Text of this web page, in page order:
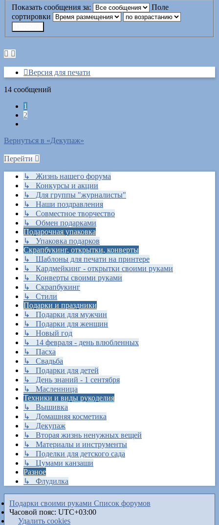
Показать сообщения за:
Поле
сортировки
Версия для печати
14 сообщений
1
2
Вернуться в «Декупаж»
Перейти
↳ Жизнь нашего форума
↳ Конкурсы и акции
↳ Для группы "журналисты"
↳ Наши поздравления
↳ Совместное творчество
↳ Обмен подарками
Подарочная упаковка
↳ Упаковка подарков
Скрапбукинг, открытки, конверты
↳ Шаблоны для печати на принтере
↳ Кардмейкинг - открытки своими руками
↳ Конверты своими руками
↳ Скрапбукинг
↳ Стили
Подарки и праздники
↳ Подарки для мужчин
↳ Подарки для женщин
↳ Новый год
↳ 14 февраля - день влюбленных
↳ Пасха
↳ Свадьба
↳ Подарки для детей
↳ День знаний - 1 сентября
↳ Масленница
Техники и виды рукоделия
↳ Вышивка
↳ Домашняя косметика
↳ Декупаж
↳ Вторая жизнь ненужных вещей
↳ Материалы и инструменты
↳ Поделки для детского сада
↳ Цумами канзаши
Разное
↳ Флудилка
Подарки своими руками Список форумов
Часовой пояс: UTC+03:00
Удалить cookies